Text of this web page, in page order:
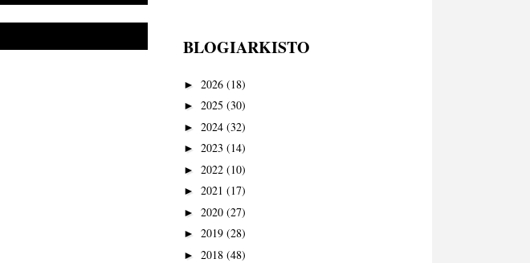
BLOGIARKISTO
► 2026 (18)
► 2025 (30)
► 2024 (32)
► 2023 (14)
► 2022 (10)
► 2021 (17)
► 2020 (27)
► 2019 (28)
► 2018 (48)